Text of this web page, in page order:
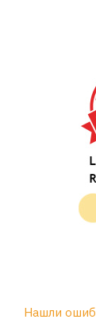
Нашли